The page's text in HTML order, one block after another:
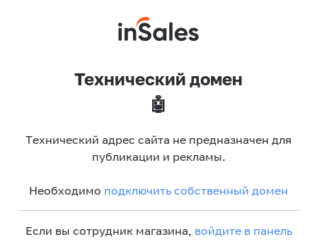
Технический домен
🤖
Технический адрес сайта не предназначен для
публикации и рекламы.
Необходимо подключить собственный домен
Если вы сотрудник магазина, войдите в панель